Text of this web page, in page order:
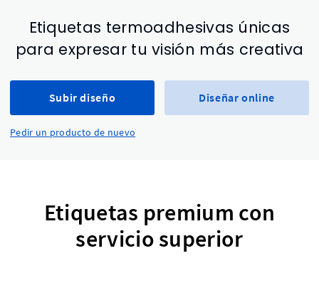
Etiquetas termoadhesivas únicas
para expresar tu visión más creativa
Subir diseño Diseñar online
Pedir un producto de nuevo
Etiquetas premium con
servicio superior